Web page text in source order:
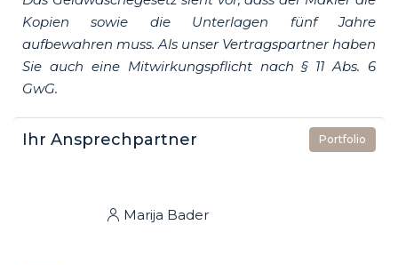
Kopien sowie die Unterlagen fünf Jahre
aufbewahren muss. Als unser Vertragspartner haben
Sie auch eine Mitwirkungspflicht nach § 11 Abs. 6
GwG.
Ihr Ansprechpartner Portfolio
Marija Bader